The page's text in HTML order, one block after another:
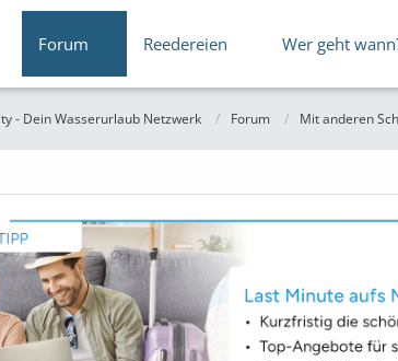
Forum Reedereien Wer geht
- Dein Wasserurlaub Netzwerk Forum Mit anderen